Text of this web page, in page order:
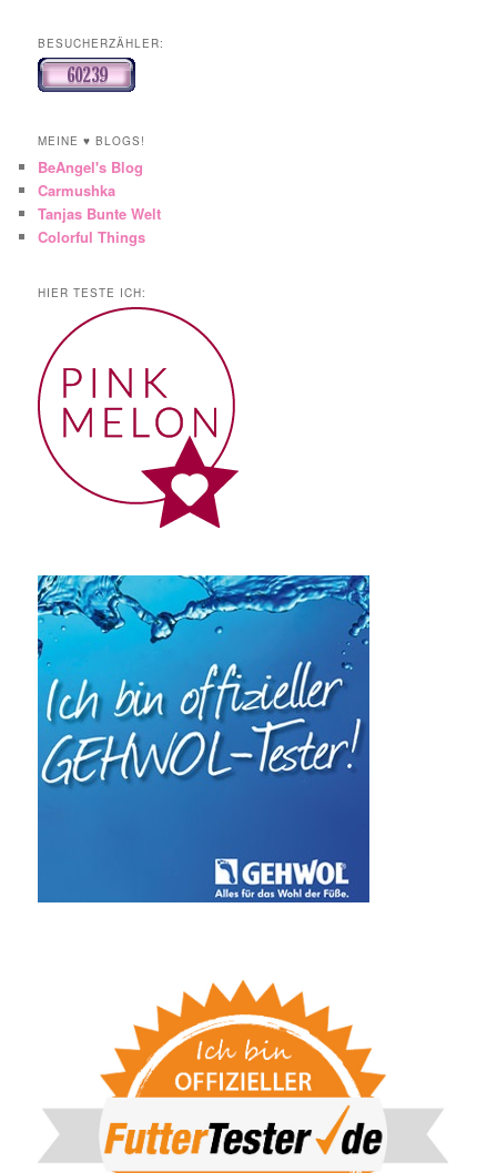
BESUCHERZÄHLER:
MEINE ♥ BLOGS!
BeAngel's Blog
Carmushka
Tanjas Bunte Welt
Colorful Things
HIER TESTE ICH: